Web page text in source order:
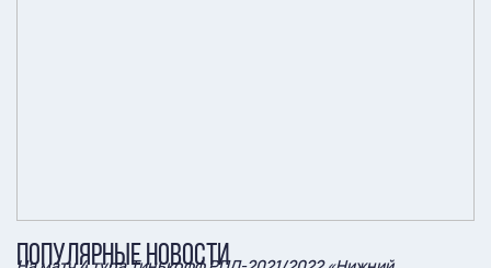
ПОПУЛЯРНЫЕ НОВОСТИ